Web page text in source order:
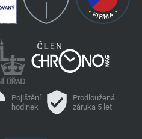
Pojištění
hodinek
Prodloužená
záruka 5 let